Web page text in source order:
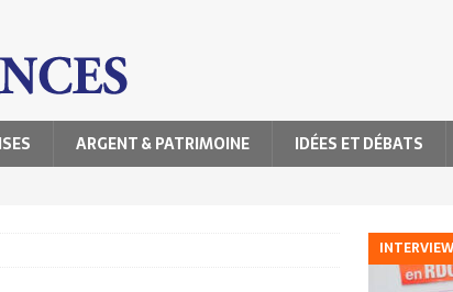
ARGENT & PATRIMOINE IDÉES ET DÉBATS
INTERVIEW